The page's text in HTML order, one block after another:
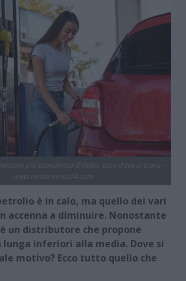
è in calo, ma quello dei vari
accenna a diminuire. Nonostante
un distributore che propone
lunga inferiori alla media. Dove si
motivo? Ecco tutto quello che